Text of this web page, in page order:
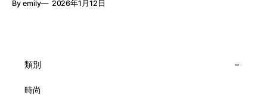
報時的功能，而是把稍縱即逝的瞬間凝結成可以反覆閱讀的畫
子，以及訴說時間的珠寶。每個主題展區都有精美的佈置回應
詩篇」展覽，邀請大家走進由愛情故事、詩意星象、迷人自然
大主題展區，彰顯世家的核心價值。2010年，Van Cleef &
級鐘錶大賞（Grand Prix d'Horlogerie de Genève）中獲獎的
By emily 2026年1月12日
類別
時尚